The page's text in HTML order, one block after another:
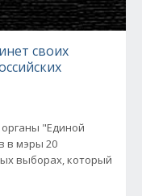
своих
"Единой
в мэры 20
выборах, который